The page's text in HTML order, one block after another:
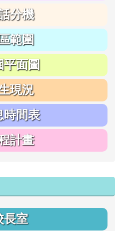
分機
範圍
平面圖
現況
時間表
計畫
長室